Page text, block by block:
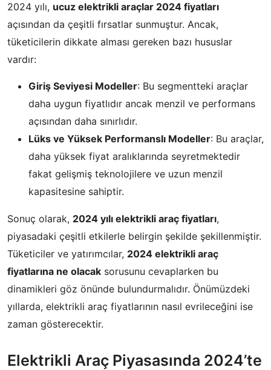
2024 yılı, ucuz elektrikli araçlar 2024 fiyatları
açısından da çeşitli fırsatlar sunmuştur. Ancak,
tüketicilerin dikkate alması gereken bazı hususlar
vardır:
Giriş Seviyesi Modeller: Bu segmentteki araçlar
daha uygun fiyatlıdır ancak menzil ve performans
açısından daha sınırlıdır.
Lüks ve Yüksek Performanslı Modeller: Bu araçlar,
daha yüksek fiyat aralıklarında seyretmektedir
fakat gelişmiş teknolojilere ve uzun menzil
kapasitesine sahiptir.
Sonuç olarak, 2024 yılı elektrikli araç fiyatları,
piyasadaki çeşitli etkilerle belirgin şekilde şekillenmiştir.
Tüketiciler ve yatırımcılar, 2024 elektrikli araç
fiyatlarına ne olacak sorusunu cevaplarken bu
dinamikleri göz önünde bulundurmalıdır. Önümüzdeki
yıllarda, elektrikli araç fiyatlarının nasıl evrileceğini ise
zaman gösterecektir.
Elektrikli Araç Piyasasında 2024’te